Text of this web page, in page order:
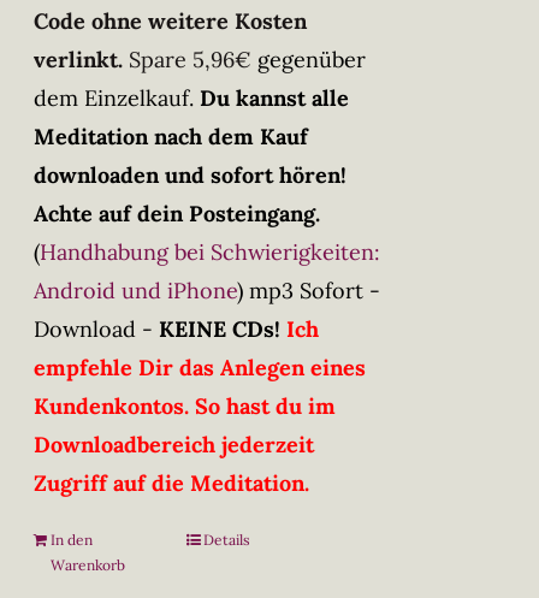
Code ohne weitere Kosten
verlinkt. Spare 5,96€ gegenüber
dem Einzelkauf. Du kannst alle
Meditation nach dem Kauf
downloaden und sofort hören!
Achte auf dein Posteingang.
(Handhabung bei Schwierigkeiten:
Android und iPhone) mp3 Sofort -
Download - KEINE CDs! Ich
empfehle Dir das Anlegen eines
Kundenkontos. So hast du im
Downloadbereich jederzeit
Zugriff auf die Meditation.
In den
Warenkorb
Details